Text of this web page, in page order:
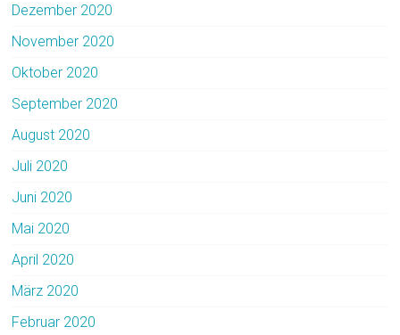
Dezember 2020
November 2020
Oktober 2020
September 2020
August 2020
Juli 2020
Juni 2020
Mai 2020
April 2020
März 2020
Februar 2020